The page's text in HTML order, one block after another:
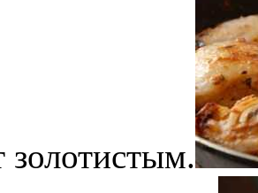
золотистым.